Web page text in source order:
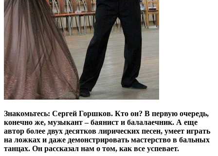
Знакомьтесь: Сергей Горшков. Кто он? В первую очередь,
конечно же, музыкант – баянист и балалаечник. А еще
автор более двух десятков лирических песен, умеет играть
на ложках и даже демонстрировать мастерство в бальных
танцах. Он рассказал нам о том, как все успевает.